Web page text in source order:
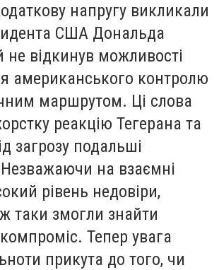
напругу викликали
США Дональда
відкинув можливості
американського контролю
маршрутом. Ці слова
реакцію Тегерана та
загрозу подальші
на взаємні
рівень недовіри,
таки змогли знайти
Тепер увага
прикута до того, чи